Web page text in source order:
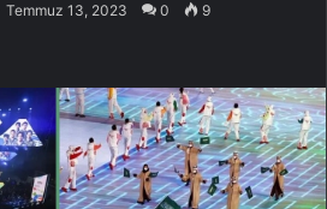
Temmuz 13, 2023 0 9